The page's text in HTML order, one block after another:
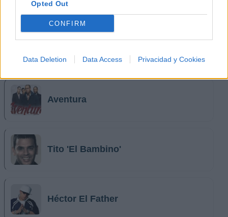
Opted Out
CONFIRM
Data Deletion Data Access Privacidad y Cookies
Aventura
Tito 'El Bambino'
Héctor El Father